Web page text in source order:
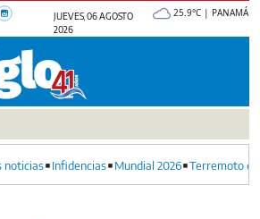
JUEVES, 06 AGOSTO
2026
25.9°C | PANAMÁ
noticias Infidencias Mundial 2026 Terremoto